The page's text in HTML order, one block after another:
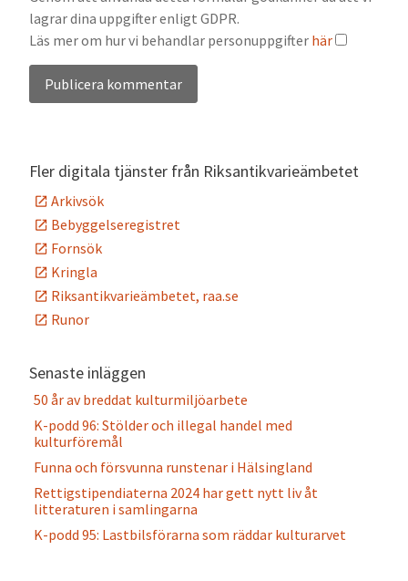
lagrar dina uppgifter enligt GDPR.
Läs mer om hur vi behandlar personuppgifter här
Fler digitala tjänster från Riksantikvarieämbetet
Arkivsök
Bebyggelseregistret
Fornsök
Kringla
Riksantikvarieämbetet, raa.se
Runor
Senaste inläggen
50 år av breddat kulturmiljöarbete
K-podd 96: Stölder och illegal handel med
kulturföremål
Funna och försvunna runstenar i Hälsingland
Rettigstipendiaterna 2024 har gett nytt liv åt
litteraturen i samlingarna
K-podd 95: Lastbilsförarna som räddar kulturarvet